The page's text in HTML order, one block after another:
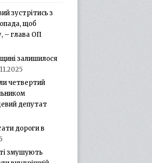
зустрітись з
щоб
– глава ОП
залишилося
четвертий
депутат
дороги в
змушують